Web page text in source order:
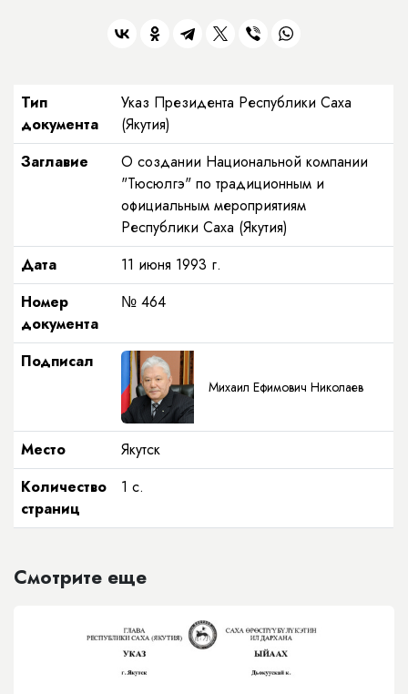
Тип
документа
Указ Президента Республики Саха
(Якутия)
Заглавие
О создании Национальной компании
"Тюсюлгэ" по традиционным и
официальным мероприятиям
Республики Саха (Якутия)
Дата
11 июня 1993 г.
Номер
документа
№ 464
Подписал
Михаил Ефимович Николаев
Место
Якутск
Количество
страниц
1 с.
Смотрите еще